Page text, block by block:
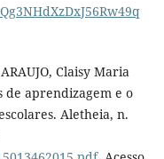
Claisy Maria
de aprendizagem e o
Aletheia, n.